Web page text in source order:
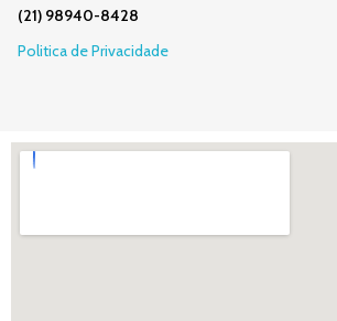
(21) 98940-8428
Politica de Privacidade